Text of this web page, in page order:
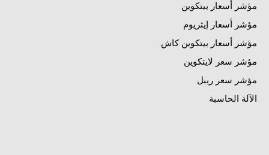
مؤشر أسعار بيتكوين
مؤشر أسعار إيثريوم
مؤشر أسعار بيتكوين كاش
مؤشر سعر لايتكوين
مؤشر سعر ريبل
الآلة الحاسبة